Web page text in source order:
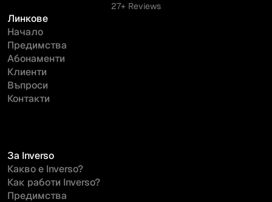
27+ Reviews
Линкове
Начало
Предимства
Абонаменти
Клиенти
Въпроси
Контакти
За Inverso
Какво е Inverso?
Как работи Inverso?
Предимства